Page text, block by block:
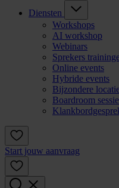
Diensten
Workshops
AI workshop
Webinars
Sprekers
Online events
Hybride events
Bijzondere
Boardroom
Start jouw aanvraag